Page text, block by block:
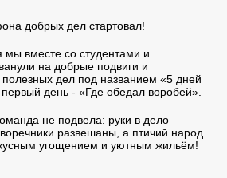
добрых дел стартовал!
вместе со студентами и
на добрые подвиги и
дел под названием «5 дней
день - «Где обедал воробей».
не подвела: руки в дело –
развешаны, а птичий народ
угощением и уютным жильём!